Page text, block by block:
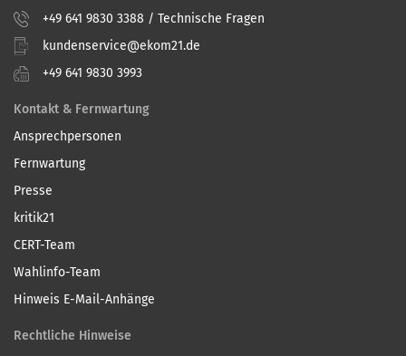
+49 641 9830 3388 / Technische Fragen
kundenservice@ekom21.de
+49 641 9830 3993
Kontakt & Fernwartung
Ansprechpersonen
Fernwartung
Presse
kritik21
CERT-Team
Wahlinfo-Team
Hinweis E-Mail-Anhänge
Rechtliche Hinweise